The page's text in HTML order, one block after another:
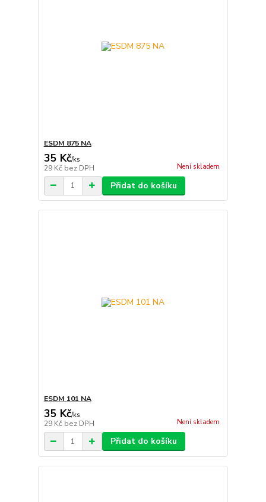
ESDM 875 NA
35 Kč/ks
29 Kč bez DPH Není skladem
Přidat do košíku
ESDM 101 NA
35 Kč/ks
29 Kč bez DPH Není skladem
Přidat do košíku